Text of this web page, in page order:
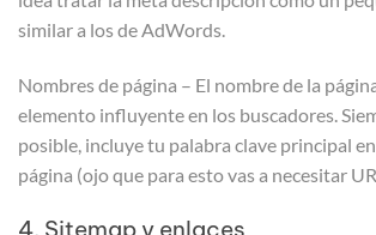
similar a los de AdWords.
Nombres de página – El nombre de la
elemento influyente en los buscadores.
posible, incluye tu palabra clave principal
página (ojo que para esto vas a necesitar
4. Sitemap y enlaces